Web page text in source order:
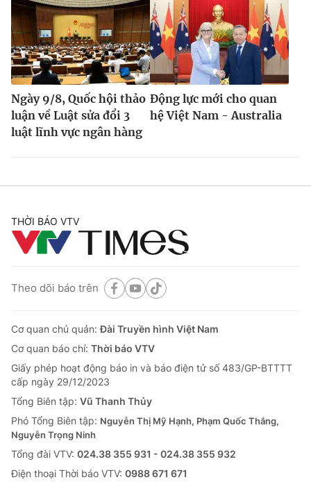
Ngày 9/8, Quốc hội thảo
luận về Luật sửa đổi 3
luật lĩnh vực ngân hàng
Động lực mới cho quan
hệ Việt Nam - Australia
THỜI BÁO VTV
Theo dõi báo trên
Cơ quan chủ quản:Đài Truyền hình Việt Nam
Cơ quan báo chí: Thời báo VTV
Giấy phép hoạt động báo in và báo điện tử số 483/GP-BTTTT
cấp ngày 29/12/2023
Tổng Biên tập: Vũ Thanh Thủy
Phó Tổng Biên tập: Nguyễn Thị Mỹ Hạnh, Phạm Quốc Thắng,
Nguyễn Trọng Ninh
Tổng đài VTV: 024.38 355 931 - 024.38 355 932
Ðiện thoại Thời báo VTV: 0988 671 671